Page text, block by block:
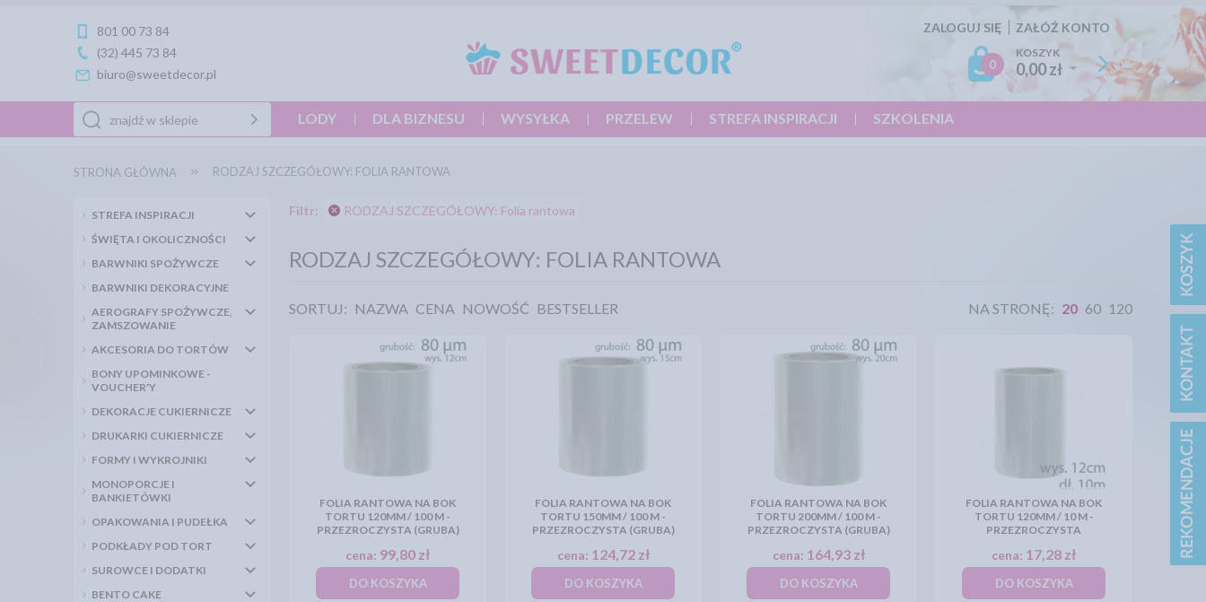
801 00 73 84
(32) 445 73 84
biuro@sweetdecor.pl
ZALOGUJ SIĘ ZAŁÓŻ KONTO
0
KOSZYK
0,00 zł
LODY DLA BIZNESU WYSYŁKA PRZELEW STREFA INSPIRACJI SZKOLENIA
STRONA GŁÓWNA RODZAJ SZCZEGÓŁOWY: FOLIA RANTOWA
STREFA INSPIRACJI
ŚWIĘTA I OKOLICZNOŚCI
BARWNIKI SPOŻYWCZE
BARWNIKI DEKORACYJNE
AEROGRAFY SPOŻYWCZE,
ZAMSZOWANIE
AKCESORIA DO TORTÓW
BONY UPOMINKOWE -
VOUCHER'Y
DEKORACJE CUKIERNICZE
DRUKARKI CUKIERNICZE
FORMY I WYKROJNIKI
MONOPORCJE I
BANKIETÓWKI
OPAKOWANIA I PUDEŁKA
PODKŁADY POD TORT
SUROWCE I DODATKI
BENTO CAKE
Filtr: RODZAJ SZCZEGÓŁOWY: Folia rantowa
RODZAJ SZCZEGÓŁOWY: FOLIA RANTOWA
SORTUJ: NAZWA CENA NOWOŚĆ BESTSELLER NA STRONĘ: 20 60 120
FOLIA RANTOWA NA BOK
TORTU 120MM / 100 M -
PRZEZROCZYSTA (GRUBA)
cena: 99,80 zł
DO KOSZYKA
FOLIA RANTOWA NA BOK
TORTU 150MM / 100 M -
PRZEZROCZYSTA (GRUBA)
cena: 124,72 zł
DO KOSZYKA
FOLIA RANTOWA NA BOK
TORTU 200MM / 100 M -
PRZEZROCZYSTA (GRUBA)
cena: 164,93 zł
DO KOSZYKA
FOLIA RANTOWA NA BOK
TORTU 120MM / 10 M -
PRZEZROCZYSTA
cena: 17,28 zł
DO KOSZYKA